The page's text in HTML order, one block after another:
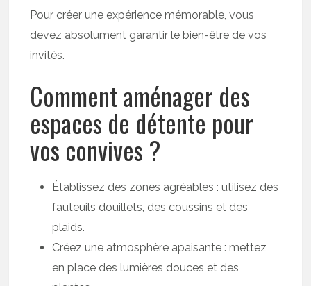
Pour créer une expérience mémorable, vous
devez absolument garantir le bien-être de vos
invités.
Comment aménager des
espaces de détente pour
vos convives ?
Établissez des zones agréables : utilisez des
fauteuils douillets, des coussins et des
plaids.
Créez une atmosphère apaisante : mettez
en place des lumières douces et des